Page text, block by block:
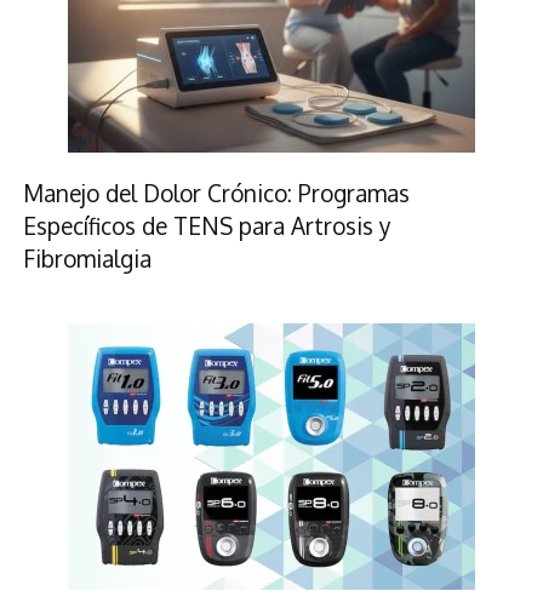
Manejo del Dolor Crónico: Programas
Específicos de TENS para Artrosis y
Fibromialgia